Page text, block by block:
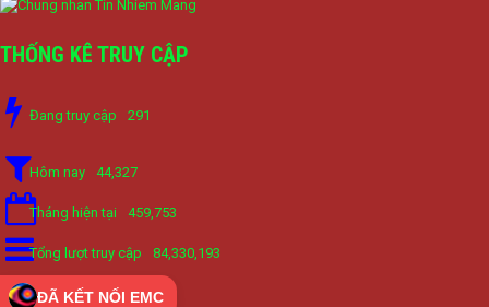
THỐNG KÊ TRUY CẬP
Đang truy cập 291
Hôm nay 44,327
Tháng hiện tại 459,753
Tổng lượt truy cập 84,330,193
ĐÃ KẾT NỐI EMC